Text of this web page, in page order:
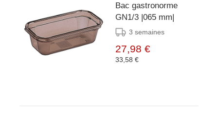
Bac gastronorme
GN1/3 |065 mm|
3 semaines
27,98 €
33,58 €